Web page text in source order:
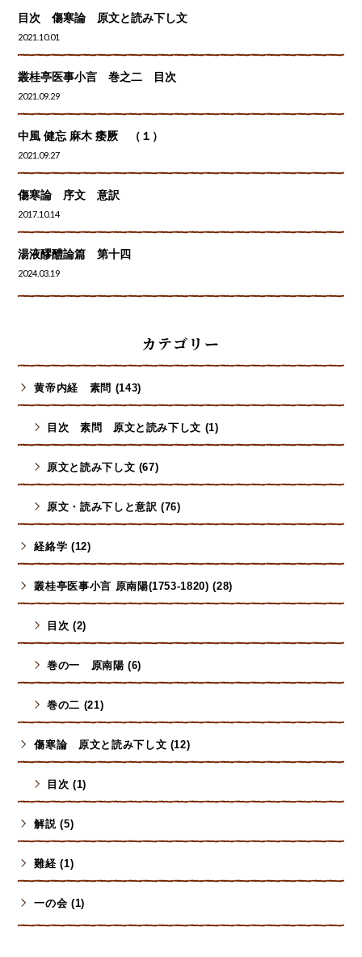
目次 傷寒論 原文と読み下し文
2021.10.01
叢桂亭医事小言 巻之二 目次
2021.09.29
中風 健忘 麻木 痿厥 （１）
2021.09.27
傷寒論 序文 意訳
2017.10.14
湯液醪醴論篇 第十四
2024.03.19
カテゴリー
黄帝内経 素問 (143)
目次 素問 原文と読み下し文 (1)
原文と読み下し文 (67)
原文・読み下しと意訳 (76)
経絡学 (12)
叢桂亭医事小言 原南陽(1753-1820) (28)
目次 (2)
巻の一 原南陽 (6)
巻の二 (21)
傷寒論 原文と読み下し文 (12)
目次 (1)
解説 (5)
難経 (1)
一の会 (1)